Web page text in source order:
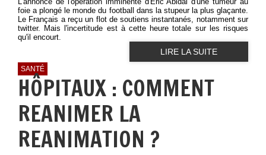
foie a plongé le monde du football dans la stupeur la plus glaçante.
Le Français a reçu un flot de soutiens instantanés, notamment sur
twitter. Mais l'incertitude est à cette heure totale sur les risques
qu'il encourt.
LIRE LA SUITE
SANTÉ
HÔPITAUX : COMMENT
REANIMER LA
REANIMATION ?